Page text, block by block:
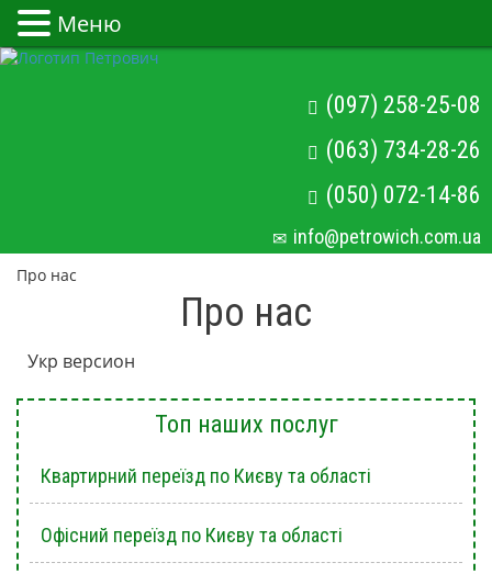
(097) 258-25-08
(063) 734-28-26
(050) 072-14-86
info@petrowich.com.ua
Про нас
Про нас
Укр версион
Топ наших послуг
Квартирний переїзд по Києву та області
Офісний переїзд по Києву та області
Меню